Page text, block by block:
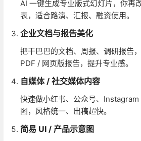
AI 一键生成专业版式幻灯片，你再
表，适合路演、汇报、融资使用。
企业文档与报告美化
把干巴巴的文档、周报、调研报告
PDF / 网页版报告，提升专业感。
自媒体 / 社交媒体内容
快速做小红书、公众号、
图，风格统一、出稿超快。
简易 UI / 产品示意图